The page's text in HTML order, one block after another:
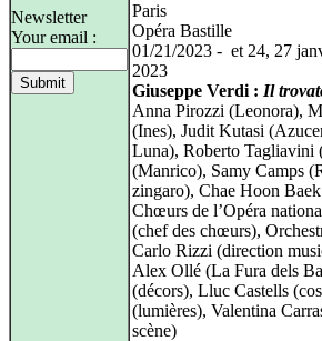
Newsletter
Your email :
Paris
Opéra Bastille
01/21/2023 - et 24, 27
2023
Giuseppe Verdi : Il
Anna Pirozzi (Leonora),
(Ines), Judit Kutasi
Luna), Roberto Tagliavini
(Manrico), Samy Camps
zingaro), Chae Hoon
Chœurs de l’Opéra
(chef des chœurs),
Carlo Rizzi (direction
Alex Ollé (La Fura dels
(décors), Lluc Castells
(lumières), Valentina
scène)